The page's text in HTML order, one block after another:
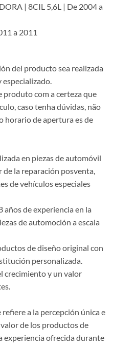
| 8CIL 5,6L | De 2004 a
a 2011
del producto sea realizada
produto com a certeza que
caso tenha dúvidas, não
horario de apertura es de
en piezas de automóvil
la reparación posventa,
de vehículos especiales
de experiencia en la
de automoción a escala
de diseño original con
personalizada.
crecimiento y un valor
a la percepción única e
de los productos de
experiencia ofrecida durante